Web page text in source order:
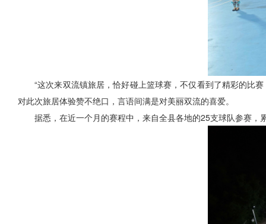
“这次来双流镇旅居，恰好碰上篮球赛，不仅看到了精彩的比
对此次旅居体验赞不绝口，言语间满是对美丽双流的喜爱。
据悉，在近一个月的赛程中，来自全县各地的25支球队参赛